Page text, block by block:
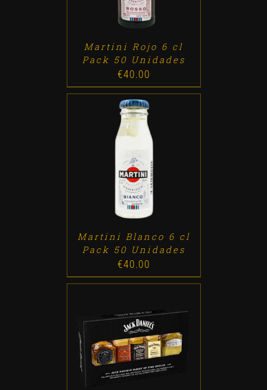
Martini Rojo 6 cl
Pack 50 Unidades
€40.00
ADD TO CART / DETALLES
Martini Blanco 6 cl
Pack 50 Unidades
€40.00
ADD TO CART / DETALLES